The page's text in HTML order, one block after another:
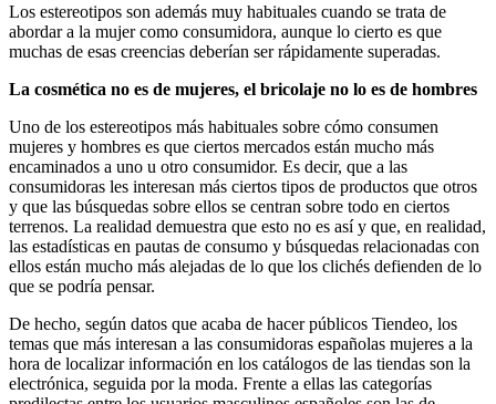
Los estereotipos son además muy habituales cuando se trata de
abordar a la mujer como consumidora, aunque lo cierto es que
muchas de esas creencias deberían ser rápidamente superadas.
La cosmética no es de mujeres, el bricolaje no lo es de hombres
Uno de los estereotipos más habituales sobre cómo consumen
mujeres y hombres es que ciertos mercados están mucho más
encaminados a uno u otro consumidor. Es decir, que a las
consumidoras les interesan más ciertos tipos de productos que otros
y que las búsquedas sobre ellos se centran sobre todo en ciertos
terrenos. La realidad demuestra que esto no es así y que, en realidad,
las estadísticas en pautas de consumo y búsquedas relacionadas con
ellos están mucho más alejadas de lo que los clichés defienden de lo
que se podría pensar.
De hecho, según datos que acaba de hacer públicos Tiendeo, los
temas que más interesan a las consumidoras españolas mujeres a la
hora de localizar información en los catálogos de las tiendas son la
electrónica, seguida por la moda. Frente a ellas las categorías